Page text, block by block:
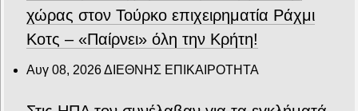
χώρας στον Τούρκο επιχειρηματία Ράχμι
Κοτς – «Παίρνει» όλη την Κρήτη!
Αυγ 08, 2026ΔΙΕΘΝΗΣ ΕΠΙΚΑΙΡΟΤΗΤΑ